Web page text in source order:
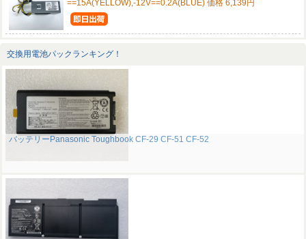
==15A(YELLOW),-12V==0.2A(BLUE) 価格 6,139円
交換用電池パックランキング！
バッテリーPanasonic Toughbook CF-29 CF-51 CF-52